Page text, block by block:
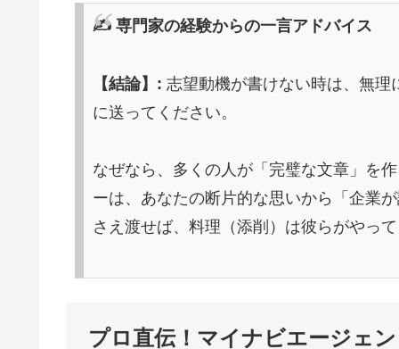
✍️ 専門家の経験からの一言アドバイス
【結論】: 志望動機が書けない時は、無
に送ってください。
なぜなら、多くの人が「完璧な文章」を
ーは、あなたの断片的な思いから「企業
さえ渡せば、料理（添削）は彼らがやっ
プロ直伝！マイナビエージェ